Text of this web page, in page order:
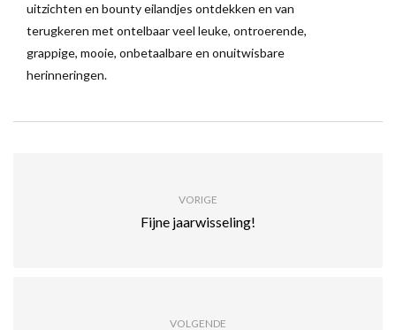
uitzichten en bounty eilandjes ontdekken en van
terugkeren met ontelbaar veel leuke, ontroerende,
grappige, mooie, onbetaalbare en onuitwisbare
herinneringen.
VORIGE
Fijne jaarwisseling!
VOLGENDE